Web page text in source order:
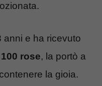
anni e ha ricevuto
100 rose, la portò a
la gioia.